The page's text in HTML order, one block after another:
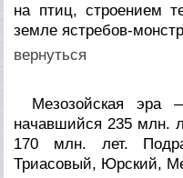
на птиц, строением
земле ястребов-
вернуться
Мезозойская эра
начавшийся 235 млн.
170 млн. лет.
Триасовый, Юрский,